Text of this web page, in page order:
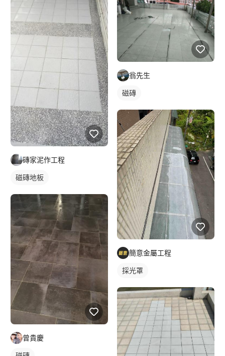
磚家泥作工程
磁磚地板
曾貴慶
翁先生
磁磚
簡意金屬工程
採光罩